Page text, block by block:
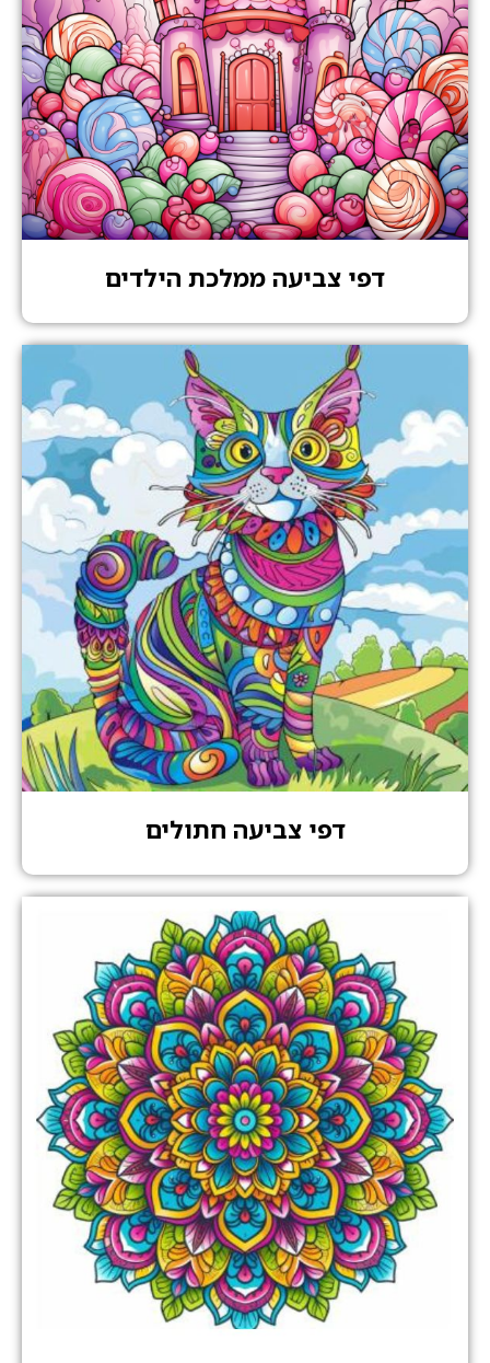
דפי צביעה ממלכת הילדים
דפי צביעה חתולים